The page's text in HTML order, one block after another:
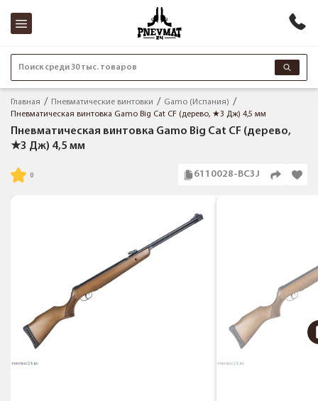
Поиск среди 30 тыс. товаров
Главная Пневматические винтовки
Gamo (Испания)
Пневматическая винтовка Gamo Big Cat CF (дерево, ★3 Дж) 4,5 мм
Пневматическая винтовка Gamo Big Cat CF (дерево,
★3 Дж) 4,5 мм
6110028-BC3J